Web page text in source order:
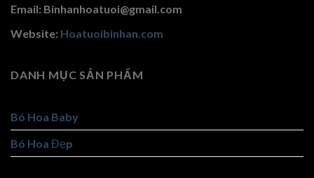
Email: Binhanhoatuoi@gmail.com
Website: Hoatuoibinhan.com
DANH MỤC SẢN PHẨM
Bó Hoa Baby
Bó Hoa Đẹp